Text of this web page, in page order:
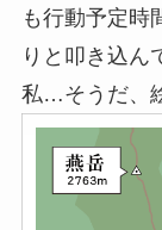
も行動予定時
りと叩き込ん
私…そうだ、